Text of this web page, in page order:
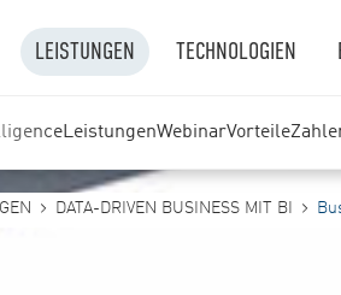
LEISTUNGEN TECHNOLOGIEN
LeistungenWebinarVorteile
DATA-DRIVEN BUSINESS MIT BI